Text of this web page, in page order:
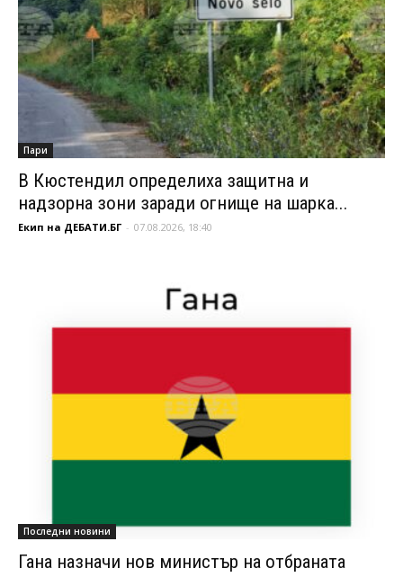
Пари
В Кюстендил определиха защитна и
надзорна зони заради огнище на шарка...
Екип на ДЕБАТИ.БГ - 07.08.2026, 18:40
Последни новини
Гана назначи нов министър на отбраната